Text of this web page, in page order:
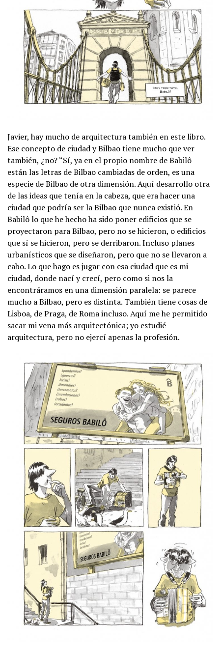
Javier, hay mucho de arquitectura también en este libro.
Ese concepto de ciudad y Bilbao tiene mucho que ver
también, ¿no? “Sí, ya en el propio nombre de Babilô
están las letras de Bilbao cambiadas de orden, es una
especie de Bilbao de otra dimensión. Aquí desarrollo otra
de las ideas que tenía en la cabeza, que era hacer una
ciudad que podría ser la Bilbao que nunca existió. En
Babilô lo que he hecho ha sido poner edificios que se
proyectaron para Bilbao, pero no se hicieron, o edificios
que sí se hicieron, pero se derribaron. Incluso planes
urbanísticos que se diseñaron, pero que no se llevaron a
cabo. Lo que hago es jugar con esa ciudad que es mi
ciudad, donde nací y crecí, pero como si nos la
encontráramos en una dimensión paralela: se parece
mucho a Bilbao, pero es distinta. También tiene cosas de
Lisboa, de Praga, de Roma incluso. Aquí me he permitido
sacar mi vena más arquitectónica; yo estudié
arquitectura, pero no ejercí apenas la profesión.